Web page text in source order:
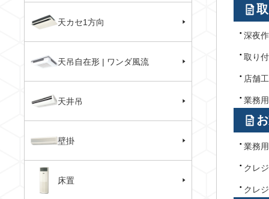
深夜
取り
店舗
業務
業務
クレ
クレ
天カセ1方向
天吊自在形 | ワンダ風流
天井吊
壁掛
床置